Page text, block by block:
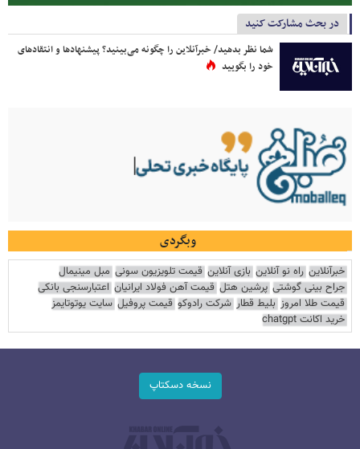
در بحث مشارکت کنید
شما نظر بدهید/ خبرآنلاین را چگونه می‌بینید؟ پیشنهادها و انتقادهای
خود را بگویید
وبگردی
خبرآنلاین راه نو آنلاین بازی آنلاین قیمت تلویزیون سونی مبل مینیمال
جراح بینی گوشتی پرشین هتل قیمت آهن فولاد ایرانیان اعتبارسنجی بانکی
قیمت طلا امروز بلیط قطار شرکت رادوکو قیمت پروفیل سایت یوتوتایمز
خرید اکانت chatgpt
نسخه دسکتاپ